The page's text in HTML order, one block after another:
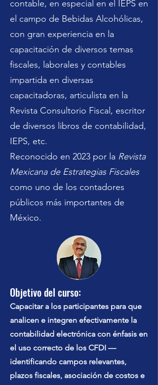
contable, en especial en el IEPS en
el campo de Bebidas Alcohólicas,
con gran experiencia en la
capacitación de diversos temas
fiscales, laborales y contables
impartida en diversas
capacitadoras, articulista en la
Revista Consultorio Fiscal, escritor
de diversos libros de contabilidad,
IEPS, etc.
Reconocido en 2023 por la Revista
Mexicana de Estrategias Fiscales
como uno de los contadores
públicos más importantes de
México.
Objetivo del curso:
Capacitar a los participantes para que
analicen e integren efectivamente la
contabilidad electrónica con énfasis en
el uso correcto de los CFDI —
identificando campos relevantes,
plazos fiscales, asociación de costos e